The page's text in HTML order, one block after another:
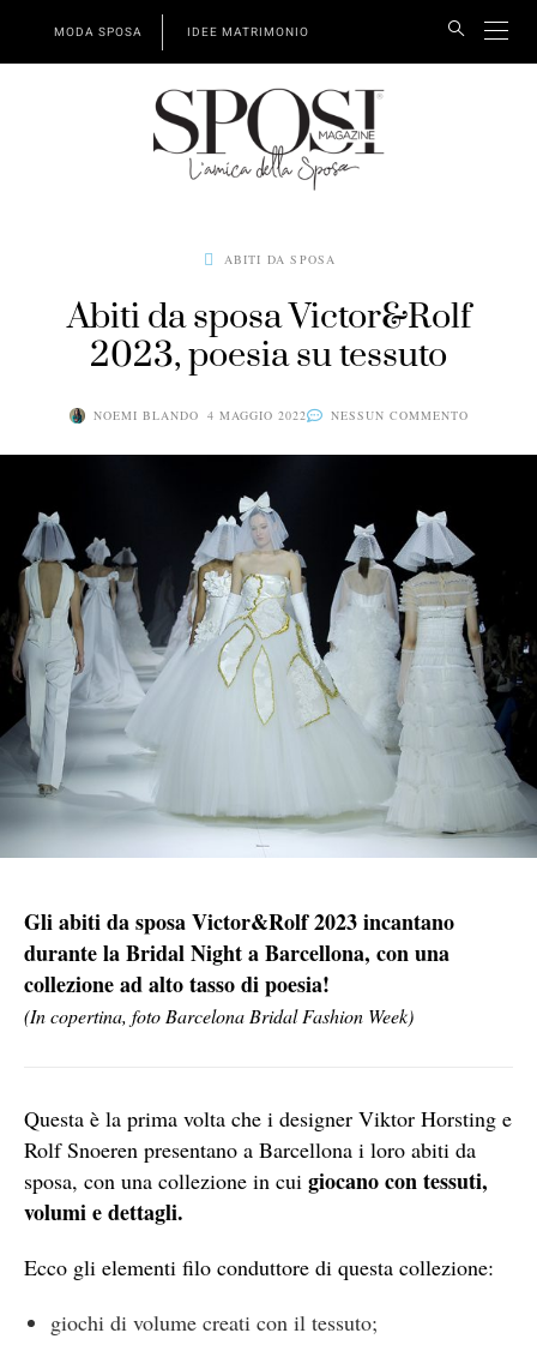
MODA SPOSA IDEE MATRIMONIO
ABITI DA SPOSA
Abiti da sposa Victor&Rolf
2023, poesia su tessuto
NOEMI BLANDO 4 MAGGIO 2022 NESSUN COMMENTO
Gli abiti da sposa Victor&Rolf 2023 incantano
durante la Bridal Night a Barcellona, con una
collezione ad alto tasso di poesia!
(In copertina, foto Barcelona Bridal Fashion Week)
Questa è la prima volta che i designer Viktor Horsting e
Rolf Snoeren presentano a Barcellona i loro abiti da
sposa, con una collezione in cui giocano con tessuti,
volumi e dettagli.
Ecco gli elementi filo conduttore di questa collezione:
giochi di volume creati con il tessuto;